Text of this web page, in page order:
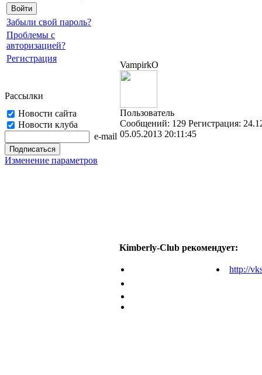
Забыли свой пароль?
Проблемы с
авторизацией?
Регистрация
Рассылки
Новости сайта
Новости клуба
e-mail
Изменение параметров
VampirkO
Пользователь
Cообщений: 129 Регистрация:
05.05.2013 20:11:45
Kimberly-Club рекомендует:
http://